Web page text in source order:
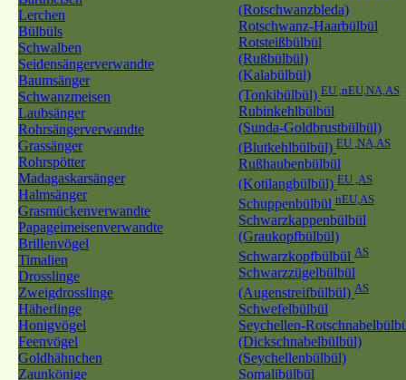
Lerchen
Bülbüls
Schwalben
Seidensängerverwandte
Baumsänger
Schwanzmeisen
Laubsänger
Rohrsängerverwandte
Grassänger
Rohrspötter
Madagaskarsänger
Halmsänger
Grasmückenverwandte
Papageimeisenverwandte
Brillenvögel
Timalien
Drosslinge
Zweigdrosslinge
Häherlinge
Honigvögel
Feenvögel
Goldhähnchen
Zaunkönige
(Rotschwanzbleda)
Rotschwanz-Haarbülbül
Rotsteißbülbül
(Rußbülbül)
(Kalabülbül)
(Tonkibülbül) EU ,nEU,NA,AS
Rubinkehlbülbül
(Sunda-Goldbrustbülbül)
(Blutkehlbülbül) EU ,NA,AS
Rußhaubenbülbül
(Kotilangbülbül) EU ,AS
Schuppenbülbül nEU,AS
Schwarzkappenbülbül
(Graukopfbülbül)
Schwarzkopfbülbül AS
Schwarzzügelbülbül
(Augenstreifbülbül) AS
Schwefelbülbül
Seychellen-
(Dickschnabelbülbül)
(Seychellenbülbül)
Somalibülbül